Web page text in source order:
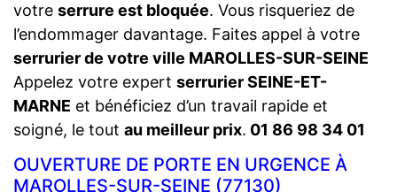
votre serrure est bloquée. Vous risqueriez de
l’endommager davantage. Faites appel à votre
serrurier de votre ville MAROLLES-SUR-SEINE
Appelez votre expert serrurier SEINE-ET-
MARNE et bénéficiez d’un travail rapide et
soigné, le tout au meilleur prix. 01 86 98 34 01
OUVERTURE DE PORTE EN URGENCE À
MAROLLES-SUR-SEINE (77130)